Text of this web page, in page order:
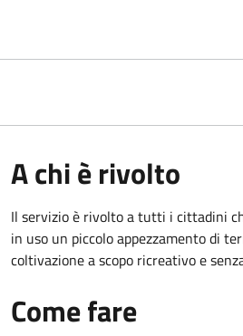
A chi è rivolto
Il servizio è rivolto a tutti i cittadini
in uso un piccolo appezzamento di
coltivazione a scopo ricreativo e
Come fare